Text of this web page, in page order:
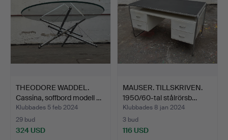
THEODORE WADDEL.
Cassina, soffbord modell …
Klubbades 5 feb 2024
29 bud
324 USD
MAUSER. TILLSKRIVEN.
1950/60-tal stålrörsb…
Klubbades 8 jan 2024
3 bud
116 USD